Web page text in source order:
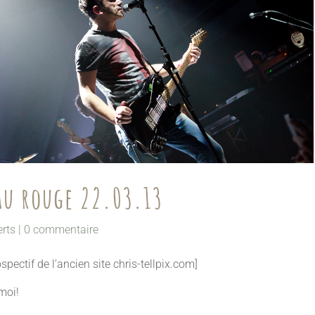
rouge 22.03.13
| 0 commentaire
de l’ancien site chris-tellpix.com]